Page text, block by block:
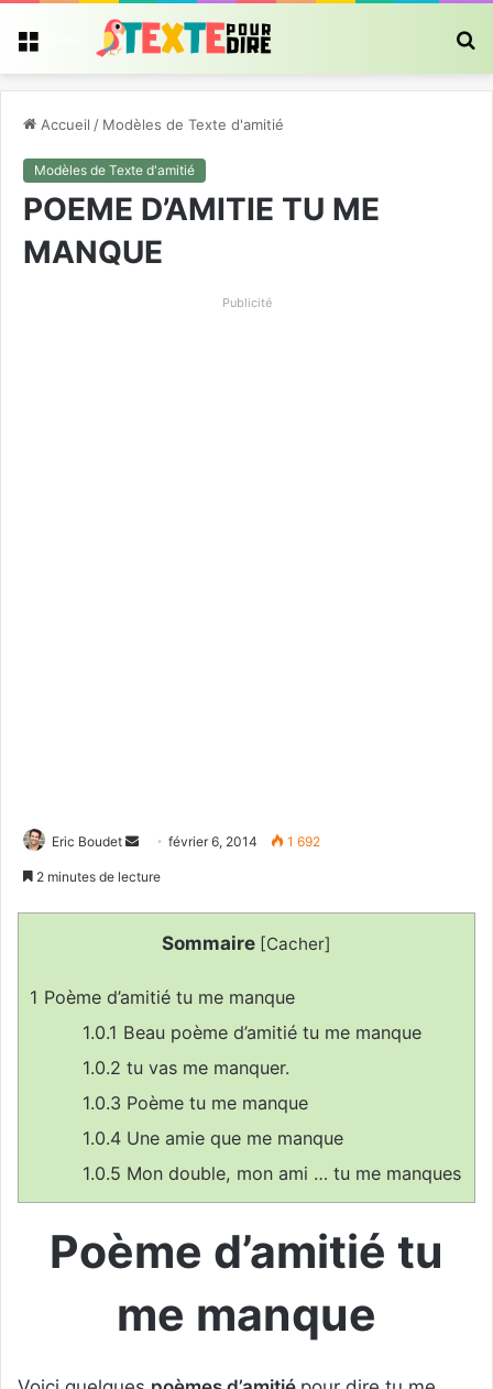
Accueil / Modèles de Texte d'amitié
Modèles de Texte d'amitié
POEME D’AMITIE TU ME
MANQUE
Publicité
Eric Boudet
r
u
c
o
u
r
février 6, 2014 1 692
2 minutes de lecture
Sommaire [Cacher]
1 Poème d’amitié tu me manque
1.0.1 Beau poème d’amitié tu me manque
1.0.2 tu vas me manquer.
1.0.3 Poème tu me manque
1.0.4 Une amie que me manque
1.0.5 Mon double, mon ami … tu me manques
Poème d’amitié tu
me manque